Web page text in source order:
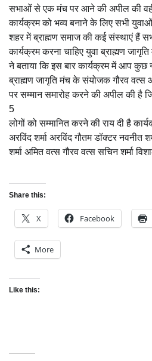
सभाओं से एक मंच पर आने की अपील की
कार्यक्रम को भव्य बनाने के लिए सभी
शहर में ब्राह्मण समाज की कई संस्थाएं हैं
कार्यक्रम करना चाहिए युवा ब्राह्मण
ने बताया कि इस बार कार्यक्रम में आप कुछ
ब्राह्मण जागृति मंच के संयोजक गौरव वत्स
पर सम्मान समारोह करने की अपील की है
5
लोगों को सम्मानित करने की राय दी है
अरविंद शर्मा अरविंद गौतम डॉक्टर नवनीत
शर्मा अमित वत्स गौरव वत्स सचिन शर्मा
Share this:
X Facebook
More
Like this: